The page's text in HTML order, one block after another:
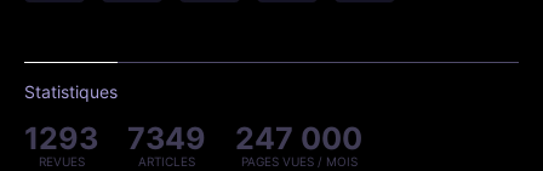
Statistiques
1293
REVUES
7349
ARTICLES
247 000
PAGES VUES / MOIS